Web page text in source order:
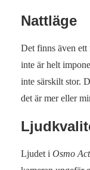
Nattläge
Det finns även ett
inte är helt
inte särskilt stor.
det är mer eller
Ljudet i Osmo